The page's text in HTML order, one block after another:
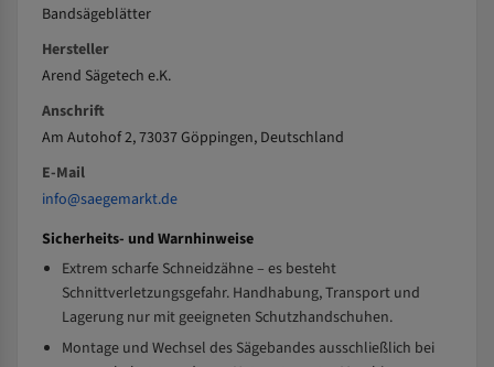
Bandsägeblätter
Hersteller
Arend Sägetech e.K.
Anschrift
Am Autohof 2, 73037 Göppingen, Deutschland
E-Mail
info@saegemarkt.de
Sicherheits- und Warnhinweise
Extrem scharfe Schneidzähne – es besteht
Schnittverletzungsgefahr. Handhabung, Transport und
Lagerung nur mit geeigneten Schutzhandschuhen.
Montage und Wechsel des Sägebandes ausschließlich bei